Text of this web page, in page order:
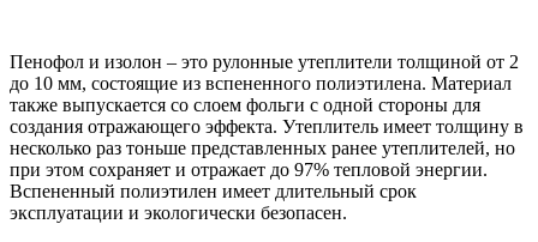
Пенофол и изолон – это рулонные утеплители толщиной от 2
до 10 мм, состоящие из вспененного полиэтилена. Материал
также выпускается со слоем фольги с одной стороны для
создания отражающего эффекта. Утеплитель имеет толщину в
несколько раз тоньше представленных ранее утеплителей, но
при этом сохраняет и отражает до 97% тепловой энергии.
Вспененный полиэтилен имеет длительный срок
эксплуатации и экологически безопасен.